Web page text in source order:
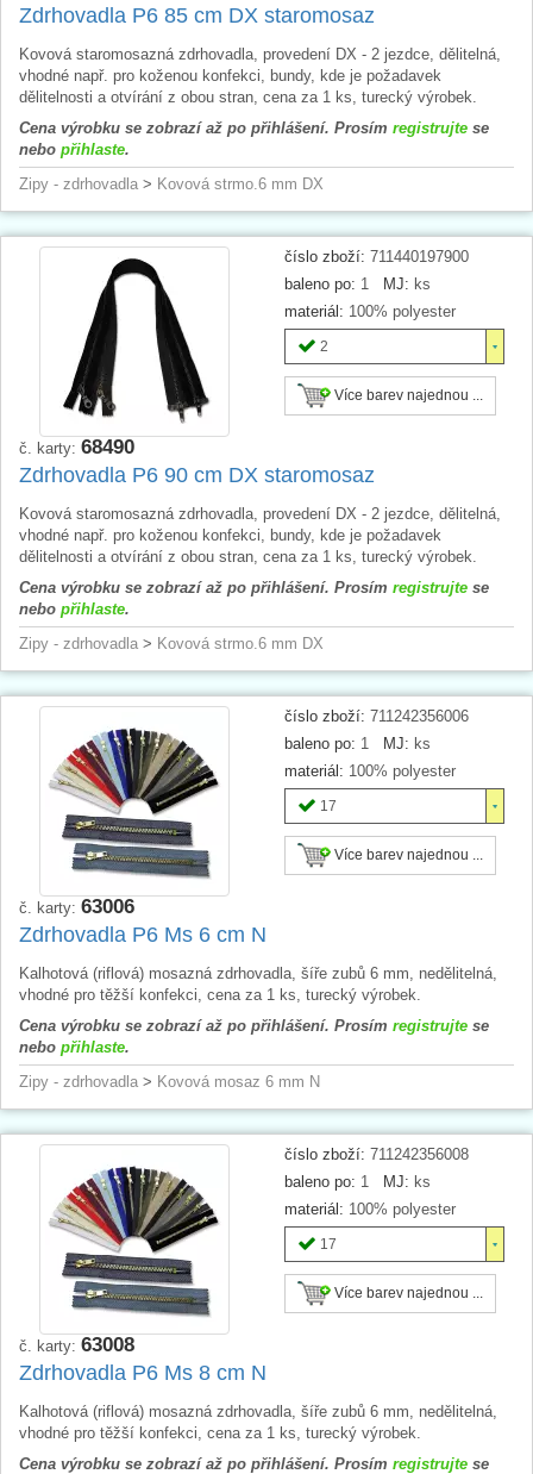
Zdrhovadla P6 85 cm DX staromosaz
Kovová staromosazná zdrhovadla, provedení DX - 2 jezdce, dělitelná,
vhodné např. pro koženou konfekci, bundy, kde je požadavek
dělitelnosti a otvírání z obou stran, cena za 1 ks, turecký výrobek.
Cena výrobku se zobrazí až po přihlášení. Prosím registrujte se
nebo přihlaste.
Zipy - zdrhovadla > Kovová strmo.6 mm DX
číslo zboží: 711440197900
baleno po: 1 MJ: ks
materiál: 100% polyester
2
Více barev najednou ...
č. karty: 68490
Zdrhovadla P6 90 cm DX staromosaz
Kovová staromosazná zdrhovadla, provedení DX - 2 jezdce, dělitelná,
vhodné např. pro koženou konfekci, bundy, kde je požadavek
dělitelnosti a otvírání z obou stran, cena za 1 ks, turecký výrobek.
Cena výrobku se zobrazí až po přihlášení. Prosím registrujte se
nebo přihlaste.
Zipy - zdrhovadla > Kovová strmo.6 mm DX
číslo zboží: 711242356006
baleno po: 1 MJ: ks
materiál: 100% polyester
17
Více barev najednou ...
č. karty: 63006
Zdrhovadla P6 Ms 6 cm N
Kalhotová (riflová) mosazná zdrhovadla, šíře zubů 6 mm, nedělitelná,
vhodné pro těžší konfekci, cena za 1 ks, turecký výrobek.
Cena výrobku se zobrazí až po přihlášení. Prosím registrujte se
nebo přihlaste.
Zipy - zdrhovadla > Kovová mosaz 6 mm N
číslo zboží: 711242356008
baleno po: 1 MJ: ks
materiál: 100% polyester
17
Více barev najednou ...
č. karty: 63008
Zdrhovadla P6 Ms 8 cm N
Kalhotová (riflová) mosazná zdrhovadla, šíře zubů 6 mm, nedělitelná,
vhodné pro těžší konfekci, cena za 1 ks, turecký výrobek.
Cena výrobku se zobrazí až po přihlášení. Prosím registrujte se